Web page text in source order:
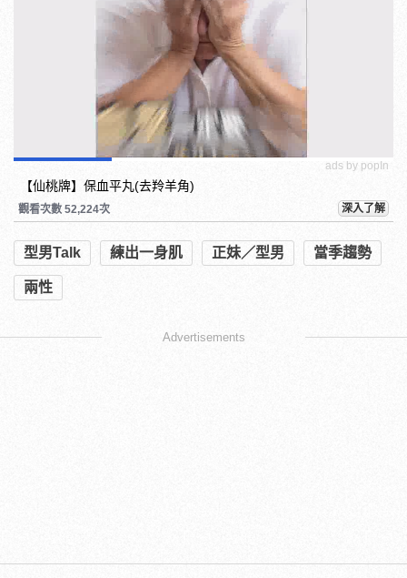
ads by popIn
【仙桃牌】保血平丸(去羚羊角)
觀看次數 52,224次 深入了解
型男Talk 練出一身肌 正妹／型男 當季趨勢
兩性
Advertisements